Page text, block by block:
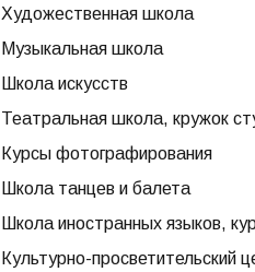
Художественная школа
Музыкальная школа
Школа искусств
Театральная школа, кружок
Курсы фотографирования
Школа танцев и балета
Школа иностранных языков,
Культурно-просветительский